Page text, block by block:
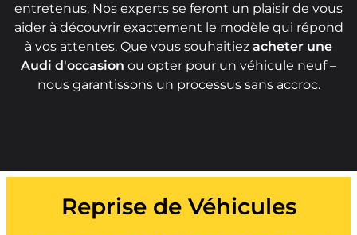
entretenus. Nos experts se feront un plaisir de vous
aider à découvrir exactement le modèle qui répond
à vos attentes. Que vous souhaitiez acheter une
Audi d'occasion ou opter pour un véhicule neuf –
nous garantissons un processus sans accroc.
Reprise de Véhicules